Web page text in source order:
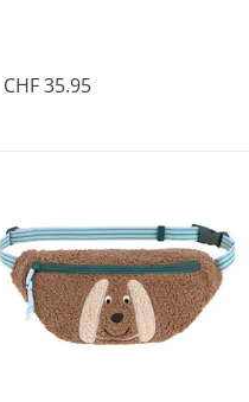
CHF 35.95